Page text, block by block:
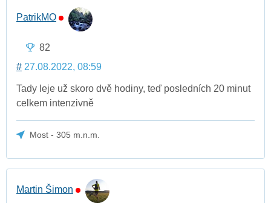
PatrikMO
82
# 27.08.2022, 08:59
Tady leje už skoro dvě hodiny, teď posledních 20 minut
celkem intenzivně
Most - 305 m.n.m.
Martin Šimon